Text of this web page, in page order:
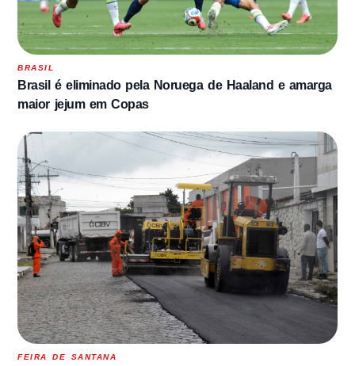
BRASIL
Brasil é eliminado pela Noruega de Haaland e amarga
maior jejum em Copas
FEIRA DE SANTANA